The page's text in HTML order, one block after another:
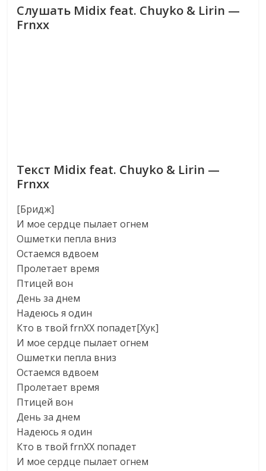
Слушать Midix feat. Chuyko & Lirin —
Frnxx
Текст Midix feat. Chuyko & Lirin —
Frnxx
[Бридж]
И мое сердце пылает огнем
Ошметки пепла вниз
Остаемся вдвоем
Пролетает время
Птицей вон
День за днем
Надеюсь я один
Кто в твой frnXX попадет[Хук]
И мое сердце пылает огнем
Ошметки пепла вниз
Остаемся вдвоем
Пролетает время
Птицей вон
День за днем
Надеюсь я один
Кто в твой frnXX попадет
И мое сердце пылает огнем